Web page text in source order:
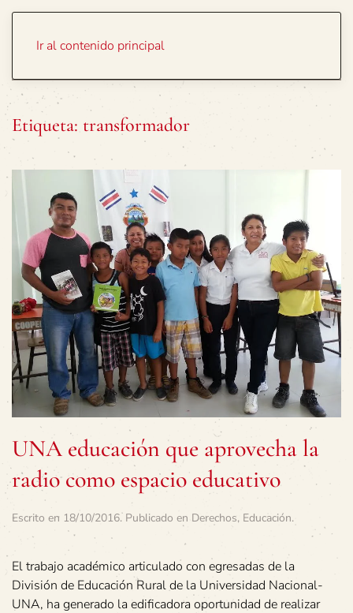
Ir al contenido principal
Etiqueta: transformador
UNA educación que aprovecha la
radio como espacio educativo
Escrito en 18/10/2016. Publicado en Derechos, Educación.
El trabajo académico articulado con egresadas de la
División de Educación Rural de la Universidad Nacional-
UNA, ha generado la edificadora oportunidad de realizar